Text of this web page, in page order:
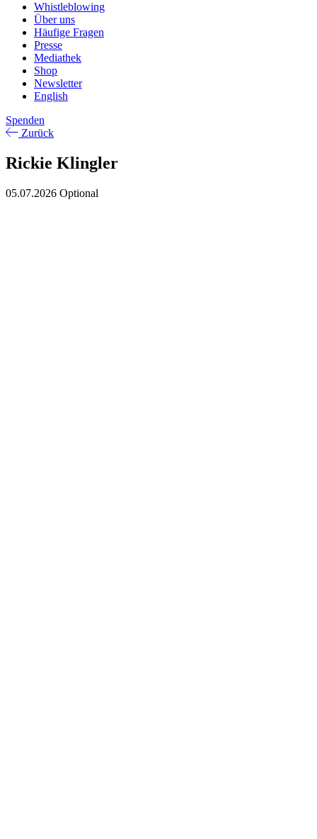
Whistleblowing
Über uns
Häufige Fragen
Presse
Mediathek
Shop
Newsletter
English
Spenden
Zurück
Rickie Klingler
05.07.2026 Optional